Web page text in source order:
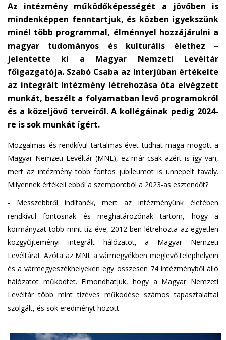
n
k
s
e
d
s
-
m
i
l
)
Az intézmény működőképességét a jövőben is
mindenképpen fenntartjuk, és közben igyekszünk
minél több programmal, élménnyel hozzájárulni a
magyar tudományos és kulturális élethez –
jelentette ki a Magyar Nemzeti Levéltár
főigazgatója. Szabó Csaba az interjúban értékelte
az integrált intézmény létrehozása óta elvégzett
munkát, beszélt a folyamatban levő programokról
és a közeljövő terveiről. A kollégáinak pedig 2024-
re is sok munkát ígért.
Mozgalmas és rendkívül tartalmas évet tudhat maga mögött a
Magyar Nemzeti Levéltár (MNL), ez már csak azért is így van,
mert az intézmény több fontos jubileumot is ünnepelt tavaly.
Milyennek értékeli ebből a szempontból a 2023-as esztendőt?
- Messzebbről indítanék, mert az intézményünk életében
rendkívül fontosnak és meghatározónak tartom, hogy a
kormányzat több mint tíz éve, 2012-ben létrehozta az egyetlen
közgyűjteményi integrált hálózatot, a Magyar Nemzeti
Levéltárat. Azóta az MNL a vármegyékben meglevő telephelyein
és a vármegyeszékhelyeken egy összesen 74 intézményből álló
hálózatot működtet. Elmondhatjuk, hogy a Magyar Nemzeti
Levéltár több mint tízéves működése számos tapasztalattal
szolgált, és sok eredményt hozott.